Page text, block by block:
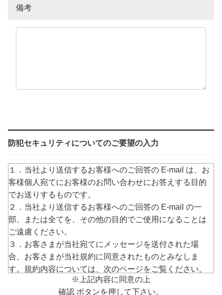
備考
防犯セキュリティについてのご要望の入力
１．当社より送信するお客様へのご回答の E-mail は、お
客様個人宛てにお客様のお問い合わせにお答えする目的
でお送りするものです。
２．当社より送信するお客様へのご回答の E-mail の一
部、または全てを、その他の目的でご使用になることは
ご遠慮ください。
３．お客さまが当社宛てにメッセージを送付された場
合、お客さまが当社規約に同意されたものとみなしま
す。規約内容については、次のページをご覧ください。
https://www.arucom.ne.jp/rule/index.html
※上記内容に同意の上
確認 ボタンを押して下さい。